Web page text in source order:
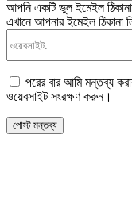
আপনি একটি ভুল ইমেইল
এখানে আপনার ইমেইল ঠিকানা
পরের বার আমি মন্তব্য
ওয়েবসাইট সংরক্ষণ করুন।